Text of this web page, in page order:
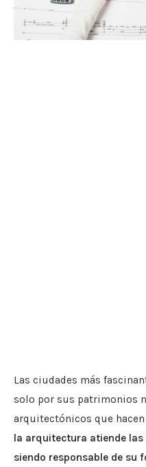
Las ciudades más
solo por sus patrimonios
arquitectónicos que
la arquitectura atiende las
siendo responsable de su